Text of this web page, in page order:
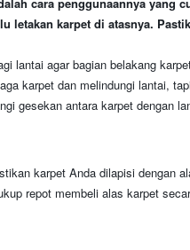
letakan karpet di atasnya.
lantai agar bagian belakang
karpet dan melindungi lantai,
gesekan antara karpet dengan
karpet Anda dilapisi dengan
repot membeli alas karpet